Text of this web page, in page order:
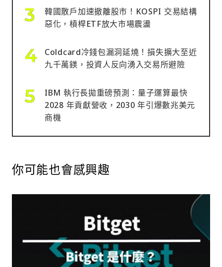
韓國散戶加速撤離股市！KOSPI 交易結構
惡化，槓桿ETF放大市場震盪
Coldcard冷錢包漏洞延燒！損失擴大至近
九千萬鎂，投資人反向湧入交易所避險
IBM 執行長拋重磅預測：量子運算最快
2028 年貢獻營收，2030 年引爆數兆美元
商機
你可能也會感興趣